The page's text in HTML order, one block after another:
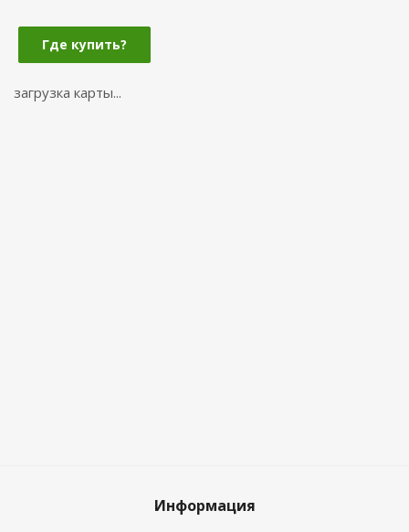
Где купить?
загрузка карты...
Информация